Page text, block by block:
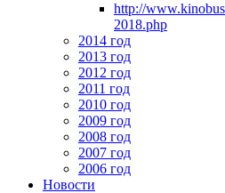
http://
2018.php
2014 год
2013 год
2012 год
2011 год
2010 год
2009 год
2008 год
2007 год
2006 год
Новости